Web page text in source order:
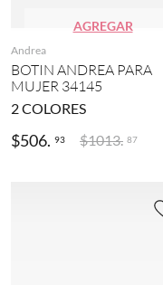
AGREGAR
Andrea
BOTIN ANDREA PARA
MUJER 34145
2COLORES
$506. 93 $1013. 87